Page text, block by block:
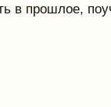
в прошлое,